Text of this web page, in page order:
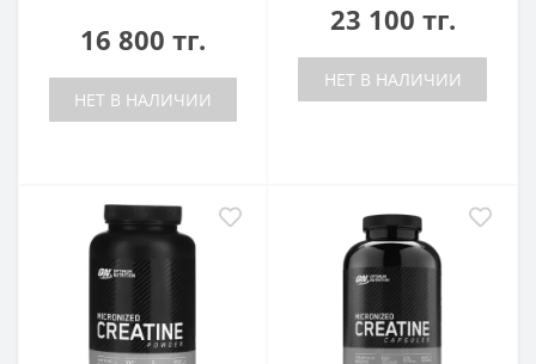
16 800 тг.
НЕТ В НАЛИЧИИ
23 100 тг.
НЕТ В НАЛИЧИИ